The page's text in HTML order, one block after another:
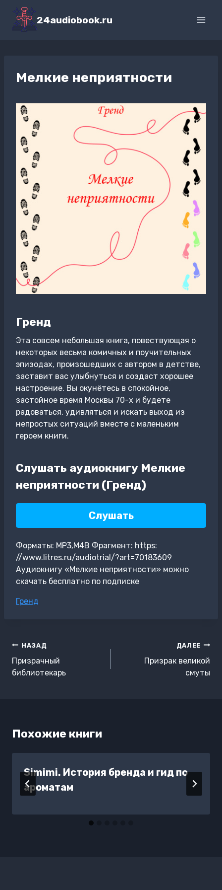
Перейти
содержимому
24audiobook.ru
Мелкие неприятности
Гренд
Эта совсем небольшая книга, повествующая о
некоторых весьма комичных и поучительных
эпизодах, произошедших с автором в детстве,
заставит вас улыбнуться и создаст хорошее
настроение. Вы окунётесь в спокойное,
застойное время Москвы 70-х и будете
радоваться, удивляться и искать выход из
непростых ситуаций вместе с маленьким
героем книги.
Слушать аудиокнигу Мелкие
неприятности (Гренд)
Слушать
Форматы: MP3,M4B Фрагмент: https:
//www.litres.ru/audiotrial/?art=70183609
Аудиокнигу «Мелкие неприятности» можно
скачать бесплатно по подписке
Метки
Гренд
Навигация
по
записям
НАЗАД
Призрачный
библиотекарь
ДАЛЕЕ
Призрак великой
смуты
Похожие книги
Simimi. История бренда и гид по
ароматам